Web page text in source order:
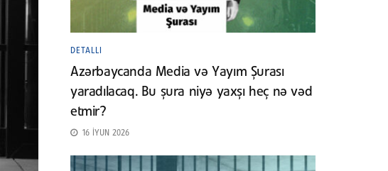
DETALLI
Azərbaycanda Media və Yayım Şurası
yaradılacaq. Bu şura niyə yaxşı heç nə vəd
etmir?
16 İYUN 2026